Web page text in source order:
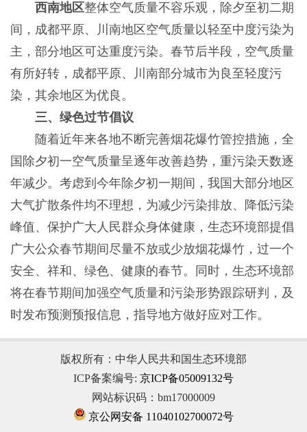
西南地区整体空气质量不容乐观，除夕至初二期
间，成都平原、川南地区空气质量以轻至中度污染为
主，部分地区可达重度污染。春节后半段，空气质量
有所好转，成都平原、川南部分城市为良至轻度污
染，其余地区为优良。
三、绿色过节倡议
随着近年来各地不断完善烟花爆竹管控措施，全
国除夕初一空气质量呈逐年改善趋势，重污染天数逐
年减少。考虑到今年除夕初一期间，我国大部分地区
大气扩散条件均不理想，为减少污染排放、降低污染
峰值、保护广大人民群众身体健康，生态环境部提倡
广大公众春节期间尽量不放或少放烟花爆竹，过一个
安全、祥和、绿色、健康的春节。同时，生态环境部
将在春节期间加强空气质量和污染形势跟踪研判，及
时发布预测预报信息，指导地方做好应对工作。
版权所有：中华人民共和国生态环境部
ICP备案编号: 京ICP备05009132号
网站标识码：bm17000009
京公网安备 11040102700072号